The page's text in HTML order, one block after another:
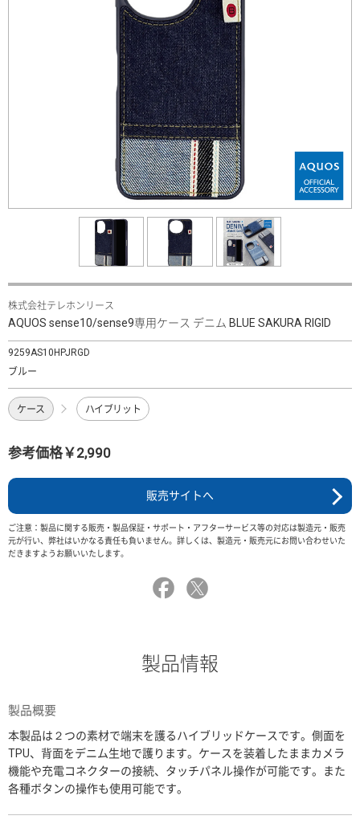
株式会社テレホンリース
AQUOS sense10/sense9専用ケース デニム BLUE SAKURA RIGID
9259AS10HPJRGD
ブルー
ケース ハイブリット
参考価格￥2,990
販売サイトへ
ご注意：製品に関する販売・製品保証・サポート・アフターサービス等の対応は製造元・販売
元が行い、弊社はいかなる責任も負いません。詳しくは、製造元・販売元にお問い合わせいた
だきますようお願いいたします。
製品情報
製品概要
本製品は２つの素材で端末を護るハイブリッドケースです。側面を
TPU、背面をデニム生地で護ります。ケースを装着したままカメラ
機能や充電コネクターの接続、タッチパネル操作が可能です。また
各種ボタンの操作も使用可能です。